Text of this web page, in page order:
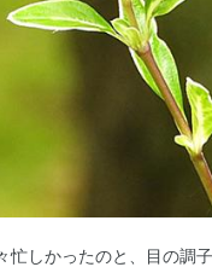
忙しかったのと、目の調